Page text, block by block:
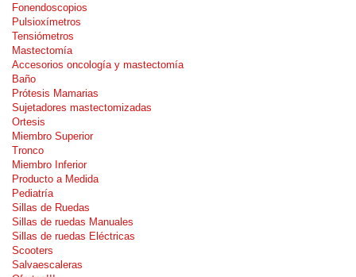
Fonendoscopios
Pulsioxímetros
Tensiómetros
Mastectomía
Accesorios oncología y mastectomía
Baño
Prótesis Mamarias
Sujetadores mastectomizadas
Ortesis
Miembro Superior
Tronco
Miembro Inferior
Producto a Medida
Pediatría
Sillas de Ruedas
Sillas de ruedas Manuales
Sillas de ruedas Eléctricas
Scooters
Salvaescaleras